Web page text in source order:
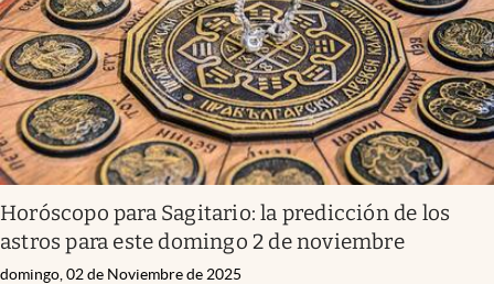
Horóscopo para Sagitario: la predicción de los
astros para este domingo 2 de noviembre
domingo, 02 de Noviembre de 2025